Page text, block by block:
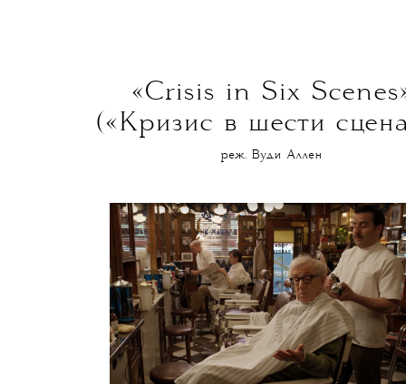
«Crisis in Six
(«Кризис в шести
реж. Вуди Аллен